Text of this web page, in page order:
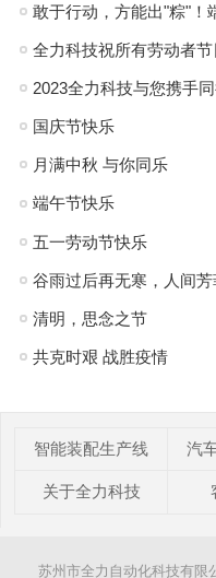
敢于行动，方能出"粽"！
全力科技祝所有劳动者
2023全力科技与您携手同
国庆节快乐
月满中秋 与你同乐
端午节快乐
五一劳动节快乐
清明，思念之节
共克时艰 战胜疫情
智能装配生产线 汽
关于全力科技
苏州市全力自动化科技有限